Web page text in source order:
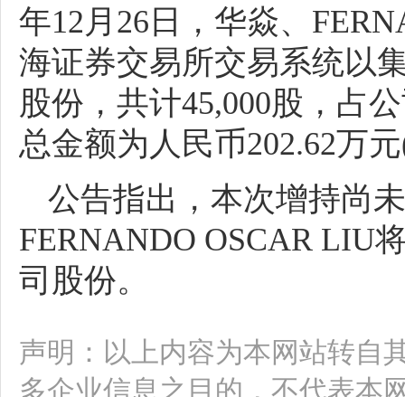
年12月26日，华焱、
海证券交易所交易系统以
股份，共计45,000股，占
总金额为人民币202.62万
公告指出，本次增持尚
FERNANDO OSCAR LIU
司股份。
声明：以上内容为本网站转自
多企业信息之目的，不代表本